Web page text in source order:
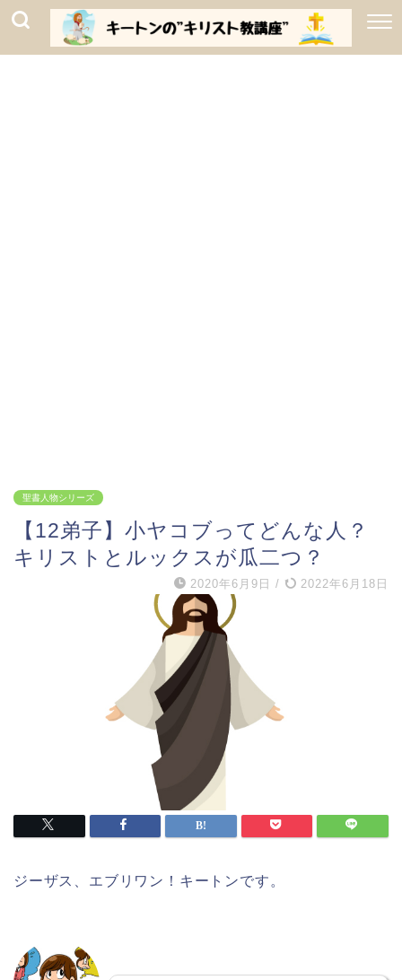
聖書人物シリーズ
【12弟子】小ヤコブってどんな人？
キリストとルックスが瓜二つ？
2020年6月9日 / 2022年6月18日
ジーザス、エブリワン！キートンです。